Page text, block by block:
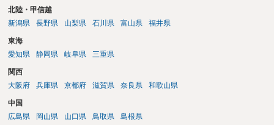
北陸・甲信越
新潟県
長野県 山梨県 石川県 富山県 福井県
東海
愛知県
静岡県 岐阜県 三重県
関西
大阪府
兵庫県 京都府 滋賀県 奈良県 和歌山県
中国
広島県
岡山県 山口県 鳥取県 島根県